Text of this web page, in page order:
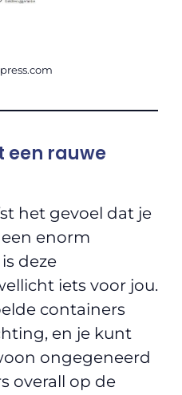
een rauwe
het gevoel dat je
enorm
deze
iets voor jou.
containers
en je kunt
ongegeneerd
overall op de